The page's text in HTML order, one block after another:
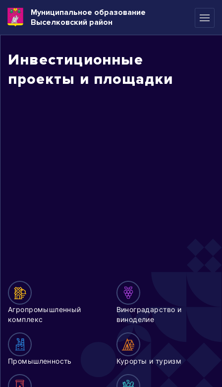
Муниципальное образование
Выселковский район
Инвестиционные
проекты и площадки
Агропромышленный
комплекс
Виноградарство и
виноделие
Промышленность Курорты и туризм